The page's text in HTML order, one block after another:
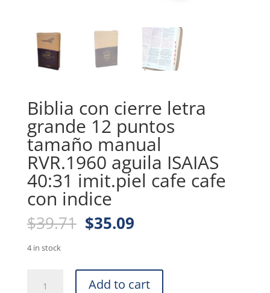
Biblia con cierre letra
grande 12 puntos
tamaño manual
RVR.1960 aguila ISAIAS
40:31 imit.piel cafe cafe
con indice
$39.71 Original
price
$39.71.
$35.09Current
$35.09.
4 in stock
Add to cart